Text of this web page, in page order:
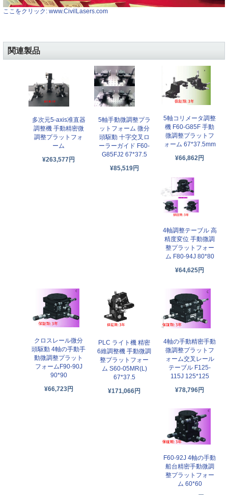
ここをクリック: www.CivilLasers.com
関連製品
多次元5-axis准直器
調整機 手動精密微
調整プラットフォ
ーム
¥263,577円
5軸手動微調整プラ
ットフォーム 微分
頭駆動 十字交叉ロ
ーラーガイド F60-
G85FJ2 67*37.5
¥85,519円
5軸コリメータ調整
機 F60-G85F 手動
微調整プラットフ
ォーム 67*37.5mm
¥66,862円
4軸調整テーブル 高
精度変位 手動微調
整プラットフォー
ム F80-94J 80*80
¥64,625円
クロスレール微分
頭駆動 4軸の手動手
動微調整プラット
フォームF90-90J
90*90
¥66,723円
PLC ライト機 精密
6維調整機 手動微調
整プラットフォー
ム S60-05MR(L)
67*37.5
¥171,066円
4軸の手動精密手動
微調整プラットフ
ォーム交叉レール
テーブル F125-
115J 125*125
¥78,796円
F60-92J 4軸の手動
船台精密手動微調
整プラットフォー
ム 60*60